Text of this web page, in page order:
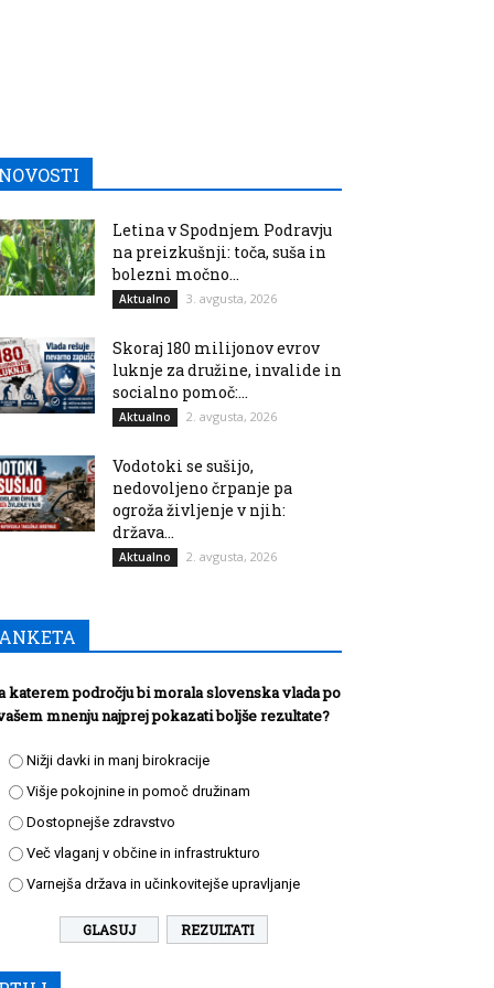
Letina v Spodnjem Podravju
na preizkušnji: toča, suša in
bolezni močno...
Aktualno 3. avgusta, 2026
Skoraj 180 milijonov evrov
luknje za družine, invalide in
socialno pomoč:...
Aktualno 2. avgusta, 2026
Vodotoki se sušijo,
nedovoljeno črpanje pa
ogroža življenje v njih:
država...
Aktualno 2. avgusta, 2026
katerem področju bi morala slovenska vlada po
mnenju najprej pokazati boljše rezultate?
Nižji davki in manj birokracije
Višje pokojnine in pomoč družinam
Dostopnejše zdravstvo
Več vlaganj v občine in infrastrukturo
Varnejša država in učinkovitejše upravljanje
REZULTATI